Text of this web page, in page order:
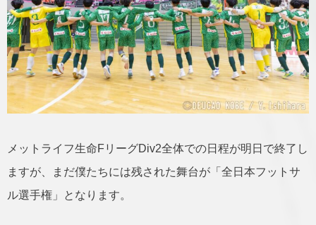
メットライフ生命FリーグDiv2全体での日程が明日で終了し
ますが、まだ僕たちには残された舞台が「全日本フットサ
ル選手権」となります。